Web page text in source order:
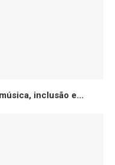
inclusão e...